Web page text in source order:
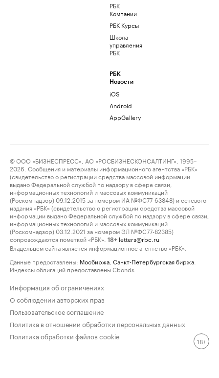
РБК
Компании
РБК Курсы
Школа
управления
РБК
РБК
Новости
iOS
Android
AppGallery
© ООО «БИЗНЕСПРЕСС», АО «РОСБИЗНЕСКОНСАЛТИНГ», 1995–
2026. Сообщения и материалы информационного агентства «РБК»
(свидетельство о регистрации средства массовой информации
выдано Федеральной службой по надзору в сфере связи,
информационных технологий и массовых коммуникаций
(Роскомнадзор) 09.12.2015 за номером ИА №ФС77-63848) и сетевого
издания «РБК» (свидетельство о регистрации средства массовой
информации выдано Федеральной службой по надзору в сфере связи,
информационных технологий и массовых коммуникаций
(Роскомнадзор) 03.12.2021 за номером ЭЛ №ФС77-82385)
сопровождаются пометкой «РБК».
18+ letters@rbc.ru
Владельцем сайта является информационное агентство «РБК».
Данные предоставлены: Мосбиржа Санкт-Петербургская биржа
Индексы облигаций предоставлены Cbonds.
Информация об ограничениях
О соблюдении авторских прав
Пользовательское соглашение
Политика в отношении обработки персональных данных
Политика обработки файлов cookie
18+